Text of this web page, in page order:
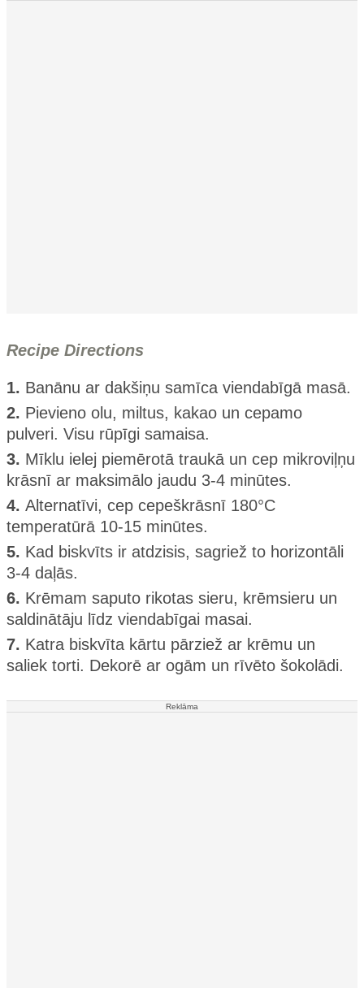
Recipe Directions
1. Banānu ar dakšiņu samīca viendabīgā masā.
2. Pievieno olu, miltus, kakao un cepamo
pulveri. Visu rūpīgi samaisa.
3. Mīklu ielej piemērotā traukā un cep mikroviļņu
krāsnī ar maksimālo jaudu 3-4 minūtes.
4. Alternatīvi, cep cepeškrāsnī 180°C
temperatūrā 10-15 minūtes.
5. Kad biskvīts ir atdzisis, sagriež to horizontāli
3-4 daļās.
6. Krēmam saputo rikotas sieru, krēmsieru un
saldinātāju līdz viendabīgai masai.
7. Katra biskvīta kārtu pārziež ar krēmu un
saliek torti. Dekorē ar ogām un rīvēto šokolādi.
Reklāma